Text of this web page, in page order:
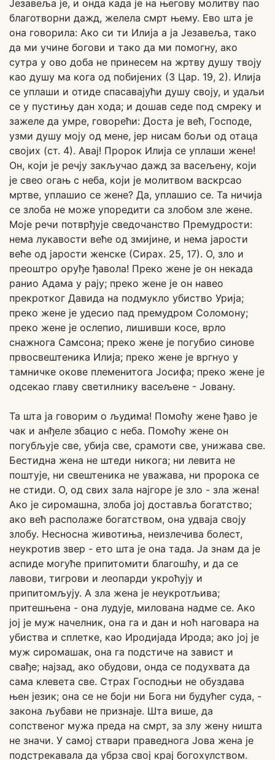
Језавеља је, и онда када је на његову молитву пао
благотворни дажд, желела смрт њему. Ево шта је
она говорила: Ако си ти Илија а ја Језавеља, тако
да ми учине богови и тако да ми помогну, ако
сутра у ово доба не принесем на жртву душу твоју
као душу ма кога од побијених (3 Цар. 19, 2). Илија
се уплаши и отиде спасавајући душу своју, и удаљи
се у пустињу дан хода; и дошав седе под смреку и
зажеле да умре, говорећи: Доста је већ, Господе,
узми душу моју од мене, јер нисам бољи од отаца
својих (ст. 4). Авај! Пророк Илија се уплаши жене!
Он, који је речју закључао дажд за васељену, који
је свео огањ с неба, који је молитвом васкрсао
мртве, уплашио се жене? Да, уплашио се. Та ничија
се злоба не може упоредити са злобом зле жене.
Моје речи потврђује сведочанство Премудрости:
нема лукавости веће од змијине, и нема јарости
веће од јарости женске (Сирах. 25, 17). О, зло и
преоштро оруђе ђавола! Преко жене је он некада
ранио Адама у рају; преко жене је он навео
прекротког Давида на подмукло убиство Урија;
преко жене је удесио пад премудром Соломону;
преко жене је ослепио, лишивши косе, врло
снажнога Самсона; преко жене је погубио синове
првосвештеника Илија; преко жене је вргнуо у
тамничке окове племенитога Јосифа; преко жене је
одсекао главу светилнику васељене - Јовану.
Та шта ја говорим о људима! Помоћу жене ђаво је
чак и анђеле збацио с неба. Помоћу жене он
погубљује све, убија све, срамоти све, унижава све.
Бестидна жена не штеди никога; ни левита не
поштује, ни свештеника не уважава, ни пророка се
не стиди. О, од свих зала најгоре је зло - зла жена!
Ако је сиромашна, злоба јој доставља богатство;
ако већ располаже богатством, она удваја своју
злобу. Несносна животиња, неизлечива болест,
неукротив звер - ето шта је она тада. Ја знам да је
аспиде могуће припитомити благошћу, и да се
лавови, тигрови и леопарди укроћују и
припитомљују. А зла жена је неукротљива;
притешњена - она лудује, милована надме се. Ако
јој је муж начелник, она га и дан и ноћ наговара на
убиства и сплетке, као Иродијада Ирода; ако јој је
муж сиромашак, она га подстиче на завист и
свађе; најзад, ако обудови, онда се подухвата да
сама клевета све. Страх Господњи не обуздава
њен језик; она се не боји ни Бога ни будућег суда, -
закона љубави не признаје. Шта више, да
сопственог мужа преда на смрт, за злу жену ништа
не значи. У самој ствари праведнога Јова жена је
подстрекавала да убрза свој крај богохулством.